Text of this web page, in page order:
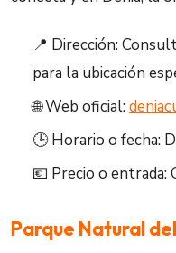
📍 Dirección:
para la ubicación
🌐 Web oficial:
🕒 Horario o fecha:
💶 Precio o entrada:
Parque Natural